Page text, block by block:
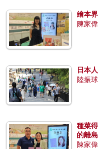
繪本
陳家偉
日本
陸振球
種菜
的離
陳家偉